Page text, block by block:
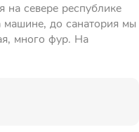
на севере республике
до санатория мы
много фур. На